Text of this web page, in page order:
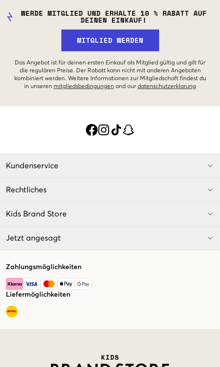
WERDE MITGLIED UND ERHALTE 10 % RABATT AUF
DEINEN EINKAUF!
MITGLIED WERDEN
Das Angebot ist für deinen ersten Einkauf als Mitglied gültig und gilt für
die regulären Preise. Der Rabatt kann nicht mit anderen Angeboten
kombiniert werden. Weitere Informationen zur Mitgliedschaft findest du
in unseren mitgliedsbedingungen and our datenschutzerklarung
Kundenservice
Rechtliches
Kids Brand Store
Jetzt angesagt
Zahlungsmöglichkeiten
Liefermöglichkeiten